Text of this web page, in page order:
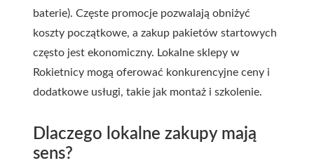
baterie). Częste promocje pozwalają obniżyć
koszty początkowe, a zakup pakietów startowych
często jest ekonomiczny. Lokalne sklepy w
Rokietnicy mogą oferować konkurencyjne ceny i
dodatkowe usługi, takie jak montaż i szkolenie.
Dlaczego lokalne zakupy mają
sens?